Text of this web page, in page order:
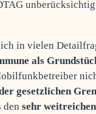
in vielen
als
gesetzlichen
den sehr